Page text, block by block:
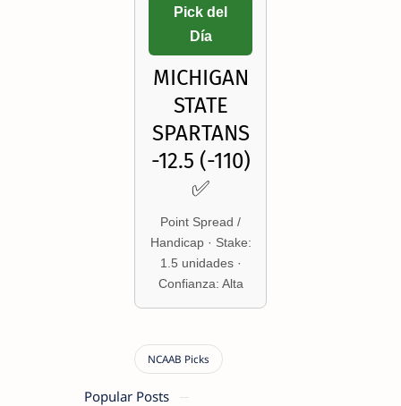
Pick del
Día
MICHIGAN
STATE
SPARTANS
-12.5 (-110)
✅
Point Spread /
Handicap · Stake:
1.5 unidades ·
Confianza: Alta
Popular Posts